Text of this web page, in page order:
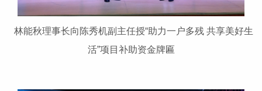
林能秋理事长向陈秀机副主任授“助力一户多残 共享美好生
活”项目补助资金牌匾